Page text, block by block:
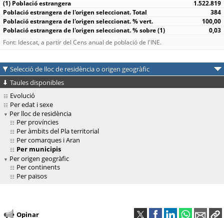
1.522.819
384
100,00
0,03
Font: Idescat, a partir del Cens anual de població de l'INE.
Selecció de lloc de residència o origen geogràfic
Taules disponibles
Evolució
Per edat i sexe
Per lloc de residència
Per províncies
Per àmbits del Pla territorial
Per comarques i Aran
Per municipis
Per origen geogràfic
Per continents
Per països
Opinar